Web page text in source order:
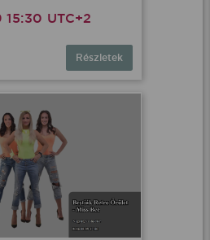
UTC+2
Részletek